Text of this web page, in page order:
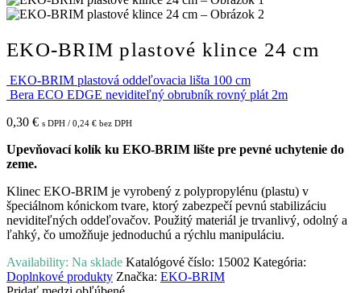
EKO-BRIM plastové klince 24 cm
EKO-BRIM plastová oddeľovacia lišta 100 cm
Bera ECO EDGE neviditeľný obrubník rovný plát 2m
0,30 € s DPH / 0,24 € bez DPH
Upevňovací kolík ku EKO-BRIM lište pre pevné uchytenie do
zeme.
Klinec EKO-BRIM je vyrobený z polypropylénu (plastu) v
špeciálnom kónickom tvare, ktorý zabezpečí pevnú stabilizáciu
neviditeľných oddeľovačov. Použitý materiál je trvanlivý, odolný a
ľahký, čo umožňuje jednoduchú a rýchlu manipuláciu.
Availability: Na sklade Katalógové číslo: 15002 Kategória:
Doplnkové produkty Značka: EKO-BRIM